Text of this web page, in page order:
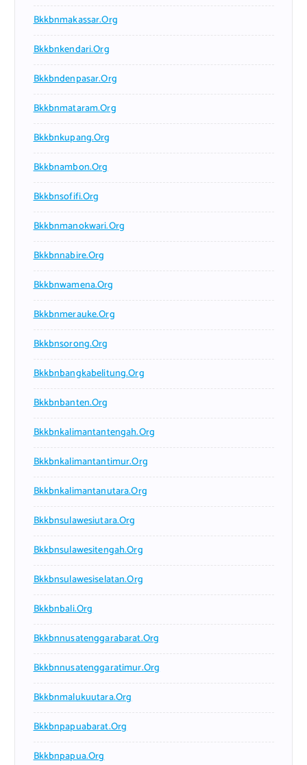
Bkkbnmakassar.org
Bkkbnkendari.org
Bkkbndenpasar.org
Bkkbnmataram.org
Bkkbnkupang.org
Bkkbnambon.org
Bkkbnsofifi.org
Bkkbnmanokwari.org
Bkkbnnabire.org
Bkkbnwamena.org
Bkkbnmerauke.org
Bkkbnsorong.org
Bkkbnbangkabelitung.org
Bkkbnbanten.org
Bkkbnkalimantantengah.org
Bkkbnkalimantantimur.org
Bkkbnkalimantanutara.org
Bkkbnsulawesiutara.org
Bkkbnsulawesitengah.org
Bkkbnsulawesiselatan.org
Bkkbnbali.org
Bkkbnnusatenggarabarat.org
Bkkbnnusatenggaratimur.org
Bkkbnmalukuutara.org
Bkkbnpapuabarat.org
Bkkbnpapua.org